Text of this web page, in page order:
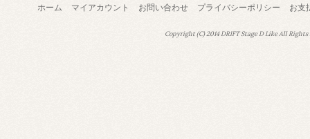
ホーム マイアカウント お問い合わせ プライバシーポリシー お支
Copyright (C) 2014 DRIFT Stage D Like All